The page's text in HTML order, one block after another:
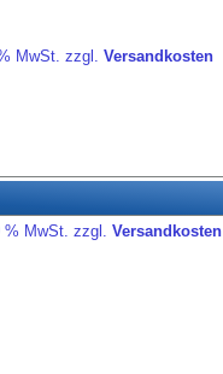
MwSt. zzgl.Versandkosten
% MwSt. zzgl.Versandkosten